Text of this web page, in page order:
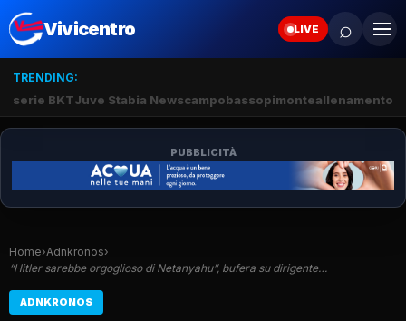
Vivicentro LIVE ⌕
TRENDING:
serie BKTJuve Stabia Newscampobassopimonteallenamento
PUBBLICITÀ
Home›Adnkronos›
“Hitler sarebbe orgoglioso di Netanyahu”, bufera su dirigente…
ADNKRONOS